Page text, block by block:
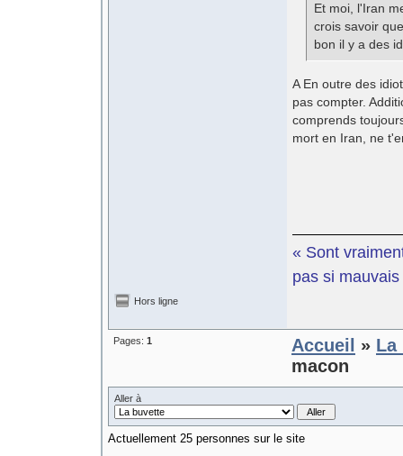
Et moi, l'Iran
crois savoir
bon il y a des
A En outre des
pas compter.
comprends
mort en Iran, ne
« Sont
pas si
Hors ligne
Pages: 1 Accueil » La
macon
Aller à